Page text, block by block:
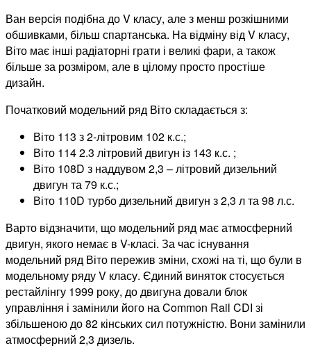
Ван версія подібна до V класу, але з менш розкішними
обшивками, більш спартанська. На відміну від V класу,
Віто має інші радіаторні грати і великі фари, а також
більше за розміром, але в цілому просто простіше
дизайн.
Початковий модельний ряд Віто складається з:
Віто 113 з 2-літровим 102 к.с.;
Віто 114 2.3 літровий двигун із 143 к.с. ;
Віто 108D з наддувом 2,3 – літровий дизельний
двигун та 79 к.с.;
Віто 110D турбо дизельний двигун з 2,3 л та 98 л.с.
Варто відзначити, що модельний ряд має атмосферний
двигун, якого немає в V-класі. За час існування
модельний ряд Віто пережив зміни, схожі на ті, що були в
модельному ряду V класу. Єдиний виняток стосується
рестайлінгу 1999 року, до двигуна довали блок
управління і замінили його на Common Rail CDI зі
збільшеною до 82 кінських сил потужністю. Вони замінили
атмосферний 2,3 дизель.